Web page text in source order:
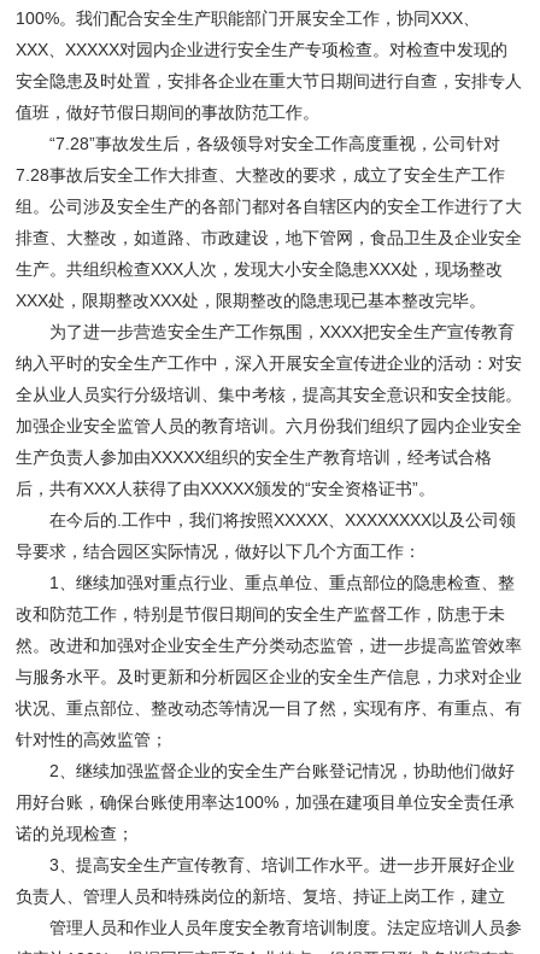
100%。我们配合安全生产职能部门开展安全工作，协同XXX、
XXX、XXXXX对园内企业进行安全生产专项检查。对检查中发现的
安全隐患及时处置，安排各企业在重大节日期间进行自查，安排专人
值班，做好节假日期间的事故防范工作。
“7.28”事故发生后，各级领导对安全工作高度重视，公司针对
7.28事故后安全工作大排查、大整改的要求，成立了安全生产工作
组。公司涉及安全生产的各部门都对各自辖区内的安全工作进行了大
排查、大整改，如道路、市政建设，地下管网，食品卫生及企业安全
生产。共组织检查XXX人次，发现大小安全隐患XXX处，现场整改
XXX处，限期整改XXX处，限期整改的隐患现已基本整改完毕。
为了进一步营造安全生产工作氛围，XXXX把安全生产宣传教育
纳入平时的安全生产工作中，深入开展安全宣传进企业的活动：对安
全从业人员实行分级培训、集中考核，提高其安全意识和安全技能。
加强企业安全监管人员的教育培训。六月份我们组织了园内企业安全
生产负责人参加由XXXXX组织的安全生产教育培训，经考试合格
后，共有XXX人获得了由XXXXX颁发的“安全资格证书”。
在今后的.工作中，我们将按照XXXXX、XXXXXXXX以及公司领
导要求，结合园区实际情况，做好以下几个方面工作：
1、继续加强对重点行业、重点单位、重点部位的隐患检查、整
改和防范工作，特别是节假日期间的安全生产监督工作，防患于未
然。改进和加强对企业安全生产分类动态监管，进一步提高监管效率
与服务水平。及时更新和分析园区企业的安全生产信息，力求对企业
状况、重点部位、整改动态等情况一目了然，实现有序、有重点、有
针对性的高效监管；
2、继续加强监督企业的安全生产台账登记情况，协助他们做好
用好台账，确保台账使用率达100%，加强在建项目单位安全责任承
诺的兑现检查；
3、提高安全生产宣传教育、培训工作水平。进一步开展好企业
负责人、管理人员和特殊岗位的新培、复培、持证上岗工作，建立
管理人员和作业人员年度安全教育培训制度。法定应培训人员参